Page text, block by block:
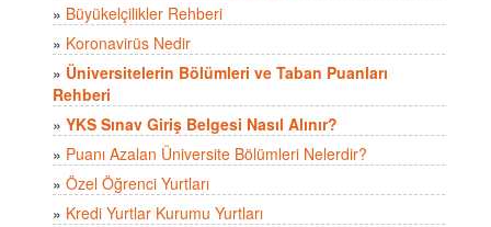
» Büyükelçilikler Rehberi
» Koronavirüs Nedir
» Üniversitelerin Bölümleri ve Taban Puanları
Rehberi
» YKS Sınav Giriş Belgesi Nasıl Alınır?
» Puanı Azalan Üniversite Bölümleri Nelerdir?
» Özel Öğrenci Yurtları
» Kredi Yurtlar Kurumu Yurtları